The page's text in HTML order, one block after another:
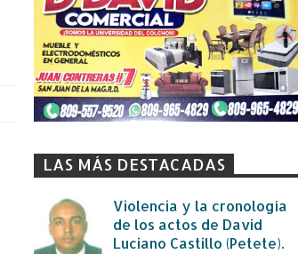
LAS MÁS DESTACADAS
Violencia y la cronología
de los actos de David
Luciano Castillo (Petete).